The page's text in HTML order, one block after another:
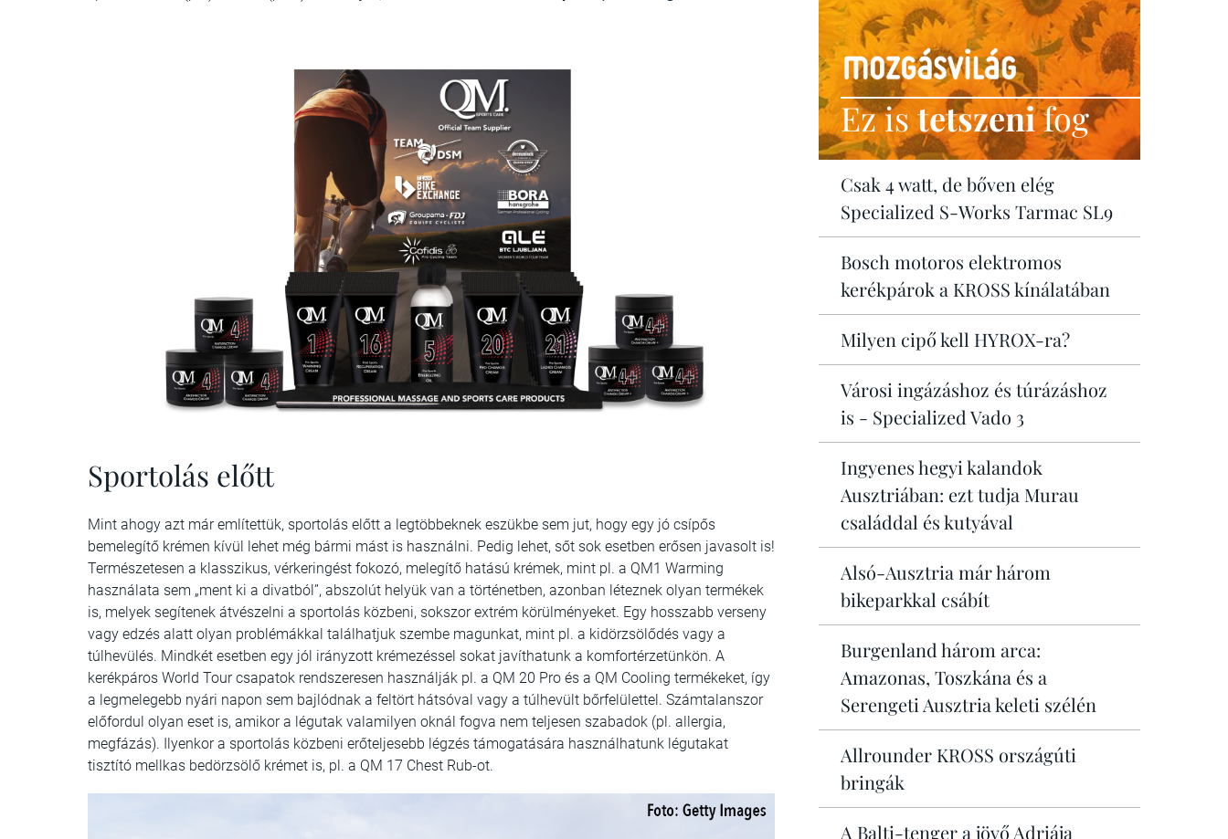
Sportolás előtt
Mint ahogy azt már említettük, sportolás előtt a legtöbbeknek eszükbe sem jut, hogy egy jó csípős
bemelegítő krémen kívül lehet még bármi mást is használni. Pedig lehet, sőt sok esetben erősen javasolt is!
Természetesen a klasszikus, vérkeringést fokozó, melegítő hatású krémek, mint pl. a QM1 Warming
használata sem „ment ki a divatból”, abszolút helyük van a történetben, azonban léteznek olyan termékek
is, melyek segítenek átvészelni a sportolás közbeni, sokszor extrém körülményeket. Egy hosszabb verseny
vagy edzés alatt olyan problémákkal találhatjuk szembe magunkat, mint pl. a kidörzsölődés vagy a
túlhevülés. Mindkét esetben egy jól irányzott krémezéssel sokat javíthatunk a komfortérzetünkön. A
kerékpáros World Tour csapatok rendszeresen használják pl. a QM 20 Pro és a QM Cooling termékeket, így
a legmelegebb nyári napon sem bajlódnak a feltört hátsóval vagy a túlhevült bőrfelülettel. Számtalanszor
előfordul olyan eset is, amikor a légutak valamilyen oknál fogva nem teljesen szabadok (pl. allergia,
megfázás). Ilyenkor a sportolás közbeni erőteljesebb légzés támogatására használhatunk légutakat
tisztító mellkas bedörzsölő krémet is, pl. a QM 17 Chest Rub-ot.
Ez istetszenifog
Csak 4 watt, de bőven elég
Specialized S-Works Tarmac SL9
Bosch motoros elektromos
kerékpárok a KROSS kínálatában
Milyen cipő kell HYROX-ra?
Városi ingázáshoz és túrázáshoz
is - Specialized Vado 3
Ingyenes hegyi kalandok
Ausztriában: ezt tudja Murau
családdal és kutyával
Alsó-Ausztria már három
bikeparkkal csábít
Burgenland három arca:
Amazonas, Toszkána és a
Serengeti Ausztria keleti szélén
Allrounder KROSS országúti
bringák
A Balti-tenger a jövő Adriája